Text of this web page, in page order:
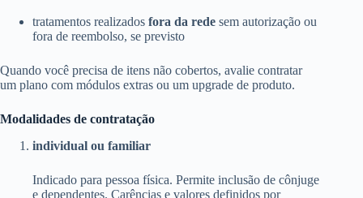
tratamentos realizados fora da rede sem autorização ou
fora de reembolso, se previsto
Quando você precisa de itens não cobertos, avalie contratar
um plano com módulos extras ou um upgrade de produto.
Modalidades de contratação
individual ou familiar
Indicado para pessoa física. Permite inclusão de cônjuge
e dependentes. Carências e valores definidos por